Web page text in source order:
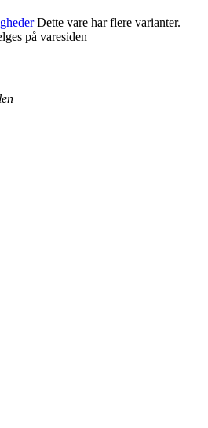
Dette vare har flere varianter.
på varesiden